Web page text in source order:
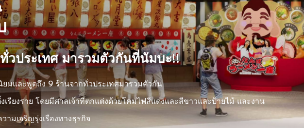
วประเทศ มารวมตัวกันที่นัมบะ!!
มและพูดถึง 9 ร้านจากทั่วประเทศมารวมตัวกัน
ยงราย โดยมีศาลเจ้าที่ตกแต่งด้วยโคมไฟสีแดงและสีขาวและป้ายไม้ และงาน
ามเจริญรุ่งเรืองทางธุรกิจ